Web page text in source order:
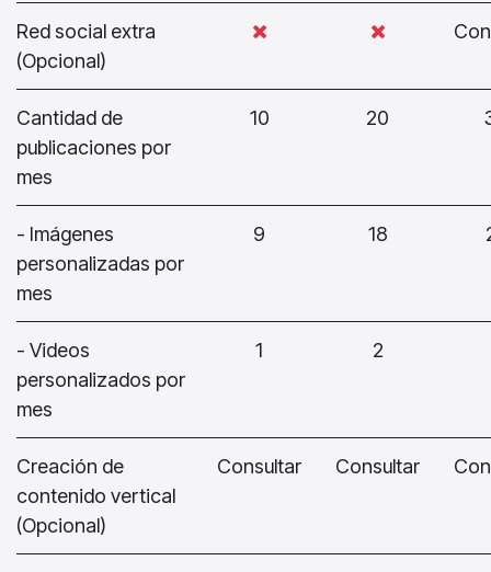
Red social extra
(Opcional)
Cantidad de
publicaciones por
mes
10 20
- Imágenes
personalizadas por
mes
9 18
- Videos
personalizados por
mes
1 2
Creación de
contenido vertical
(Opcional)
Consultar Consultar